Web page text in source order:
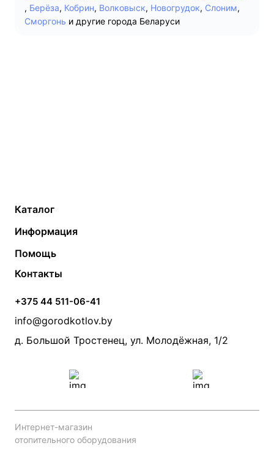
, Берёза, Кобрин, Волковыск, Новогрудок, Слоним,
Сморгонь и другие города Беларуси
Каталог
Твердотопливные котлы
Электрические котлы
Банные печи
Камины и печи
Теплый пол
Радиаторы
Насосы
Дымоходы
Информация
Контакты
Статьи
Акции
Производители
Помощь
Монтаж систем отопления
Прайс по монтажу систем отопления
Проект систем отопления
Контакты
+375 44 511-06-41
info@gorodkotlov.by
д. Большой Тростенец, ул. Молодёжная, 1/2
Интернет-магазин
отопительного оборудования